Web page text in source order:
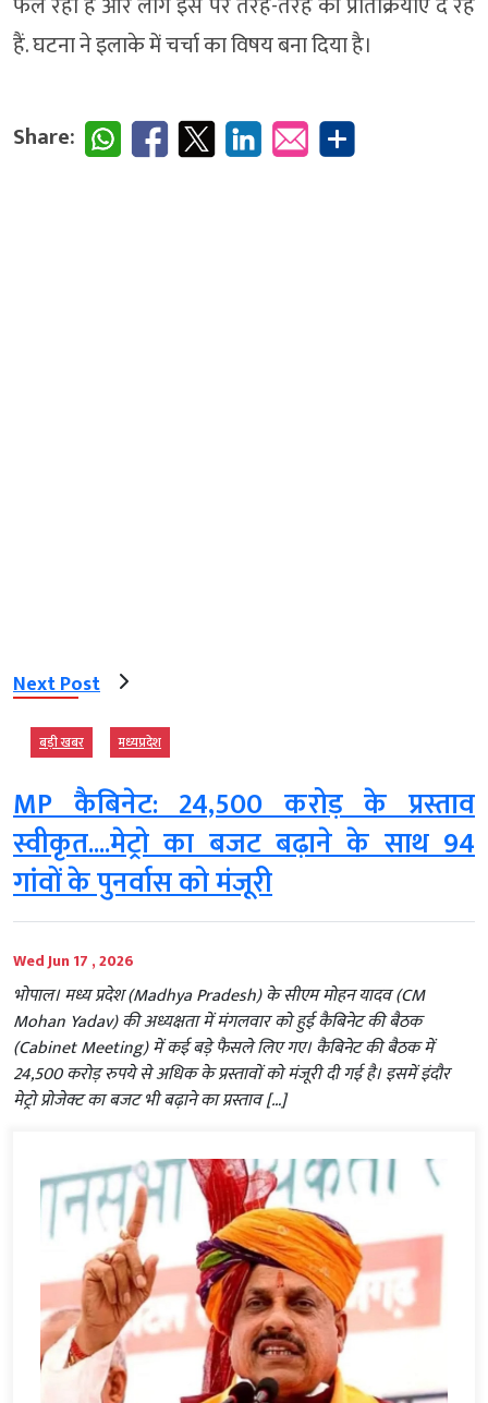
हैं. घटना ने इलाके में चर्चा का विषय बना दिया है।
Share:
Next Post
बड़ी खबर मध्‍यप्रदेश
MP कैबिनेट: 24,500 करोड़ के प्रस्ताव
स्वीकृत....मेट्रो का बजट बढ़ाने के साथ 94
गांवों के पुनर्वास को मंजूरी
Wed Jun 17 , 2026
भोपाल। मध्य प्रदेश (Madhya Pradesh) के सीएम मोहन यादव (CM
Mohan Yadav) की अध्यक्षता में मंगलवार को हुई कैबिनेट की बैठक
(Cabinet Meeting) में कई बड़े फैसले लिए गए। कैबिनेट की बैठक में
24,500 करोड़ रुपये से अधिक के प्रस्तावों को मंजूरी दी गई है। इसमें इंदौर
मेट्रो प्रोजेक्ट का बजट भी बढ़ाने का प्रस्ताव […]